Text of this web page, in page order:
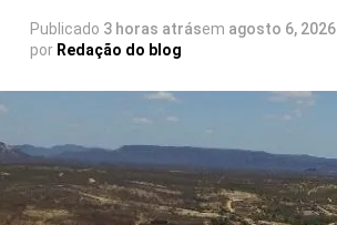
Publicado 3 horas atrásem agosto 6, 2026
por Redação do blog